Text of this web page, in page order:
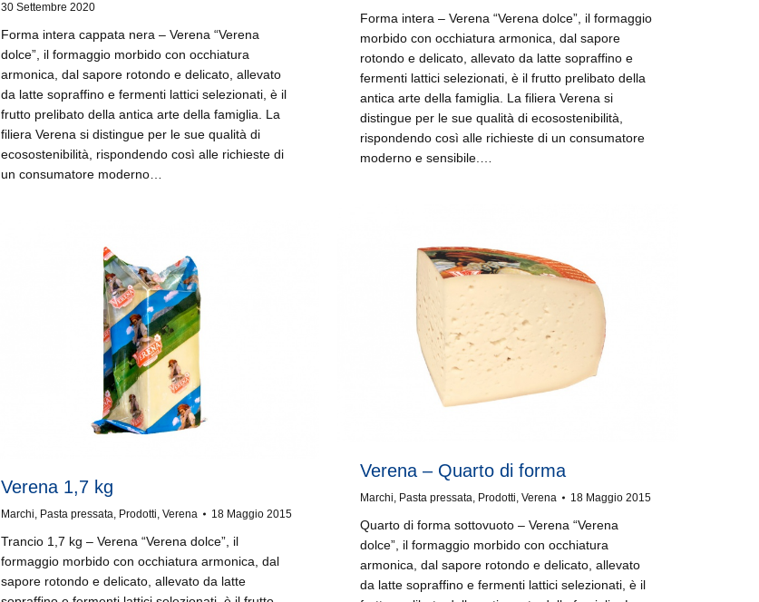
30 Settembre 2020
Forma intera cappata nera – Verena “Verena
dolce”, il formaggio morbido con occhiatura
armonica, dal sapore rotondo e delicato, allevato
da latte sopraffino e fermenti lattici selezionati, è il
frutto prelibato della antica arte della famiglia. La
filiera Verena si distingue per le sue qualità di
ecosostenibilità, rispondendo così alle richieste di
un consumatore moderno…
Forma intera – Verena “Verena dolce”, il formaggio
morbido con occhiatura armonica, dal sapore
rotondo e delicato, allevato da latte sopraffino e
fermenti lattici selezionati, è il frutto prelibato della
antica arte della famiglia. La filiera Verena si
distingue per le sue qualità di ecosostenibilità,
rispondendo così alle richieste di un consumatore
moderno e sensibile.…
Verena – Quarto di forma
Marchi, Pasta pressata, Prodotti, Verena 18 Maggio 2015
Quarto di forma sottovuoto – Verena “Verena
dolce”, il formaggio morbido con occhiatura
armonica, dal sapore rotondo e delicato, allevato
da latte sopraffino e fermenti lattici selezionati, è il
Verena 1,7 kg
Marchi, Pasta pressata, Prodotti, Verena 18 Maggio 2015
Trancio 1,7 kg – Verena “Verena dolce”, il
formaggio morbido con occhiatura armonica, dal
sapore rotondo e delicato, allevato da latte